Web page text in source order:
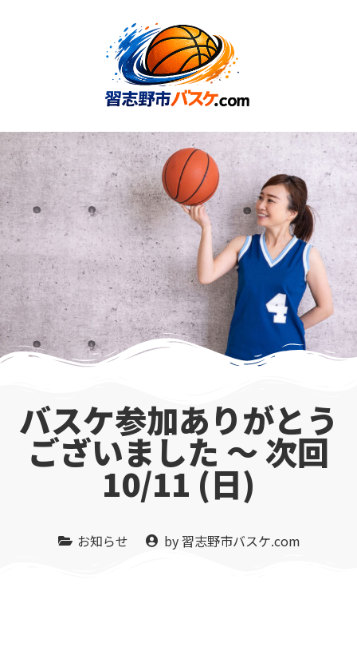
バスケ参加ありがとう
ございました 〜 次回
10/11 (日)
お知らせ by習志野市バスケ.com